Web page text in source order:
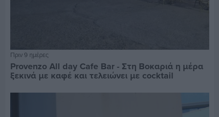
Πριν 9 ημέρες
Provenzo All day Cafe Bar - Στη Βοκαριά η μέρα
ξεκινά με καφέ και τελειώνει με cocktail